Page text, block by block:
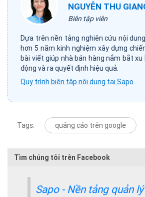
NGUYỄN THU
Biên tập viên
Dựa trên nền tảng nghiên cứu nội
hơn 5 năm kinh nghiệm xây dựng
bài viết giúp nhà bán hàng nắm bắt
động và ra quyết định hiệu quả.
Quy trình biên tập nội dung tại Sapo
Tags: quảng cáo trên google
Tìm chúng tôi trên Facebook
Sapo - Nền tảng quản